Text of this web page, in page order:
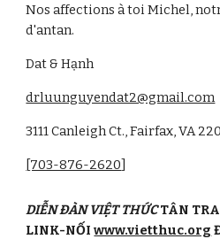
Nos affections à toi Michel,
d'antan.
Dat & Hạnh
drluunguyendat2@gmail.com
3111 Canleigh Ct., Fairfax, VA
[703-876-2620]
DIỄN ĐÀN VIỆT THỨCTÂN
LINK-NỐIwww.vietthuc.org